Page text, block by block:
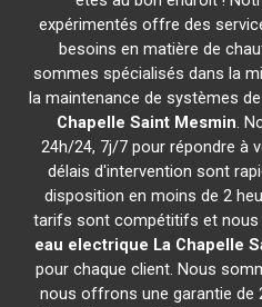
expérimentés offre des
besoins en matière de
sommes spécialisés dans la
la maintenance de systèmes
Chapelle Saint Mesmin.
24h/24, 7j/7 pour répondre à
délais d'intervention sont
disposition en moins de 2
tarifs sont compétitifs et
eau electrique La Chapelle
pour chaque client. Nous
nous offrons une garantie de